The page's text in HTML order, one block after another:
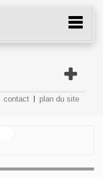
contact plan du site